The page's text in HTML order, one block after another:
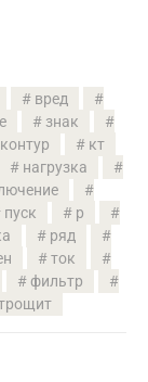
вред
знак
контур
кт
нагрузка
пуск
р
ряд
ток
фильтр